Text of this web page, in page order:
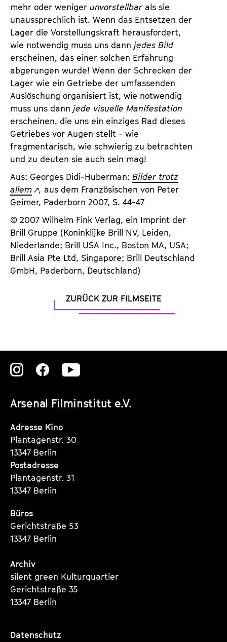
mehr oder weniger unvorstellbar als sie
unaussprechlich ist. Wenn das Entsetzen der
Lager die Vorstellungskraft herausfordert,
wie notwendig muss uns dann jedes Bild
erscheinen, das einer solchen Erfahrung
abgerungen wurde! Wenn der Schrecken der
Lager wie ein Getriebe der umfassenden
Auslöschung organisiert ist, wie notwendig
muss uns dann jede visuelle Manifestation
erscheinen, die uns ein einziges Rad dieses
Getriebes vor Augen stellt - wie
fragmentarisch, wie schwierig zu betrachten
und zu deuten sie auch sein mag!
Aus: Georges Didi-Huberman: Bilder trotz
allem
, aus dem Französischen von Peter
Geimer, Paderborn 2007, S. 44-47
© 2007 Wilhelm Fink Verlag, ein Imprint der
Brill Gruppe (Koninklijke Brill NV, Leiden,
Niederlande; Brill USA Inc., Boston MA, USA;
Brill Asia Pte Ltd, Singapore; Brill Deutschland
GmbH, Paderborn, Deutschland)
ZURÜCK ZUR FILMSEITE
Arsenal Filminstitut e.V.
Zu
Instagram
Seite
Zu
Instagram
Seite
Zu
Instagram
Adresse Kino
Plantagenstr. 30
13347 Berlin
Postadresse
Plantagenstr. 31
13347 Berlin
Büros
Gerichtstraße 53
13347 Berlin
Archiv
silent green Kulturquartier
Gerichtstraße 35
13347 Berlin
Datenschutz